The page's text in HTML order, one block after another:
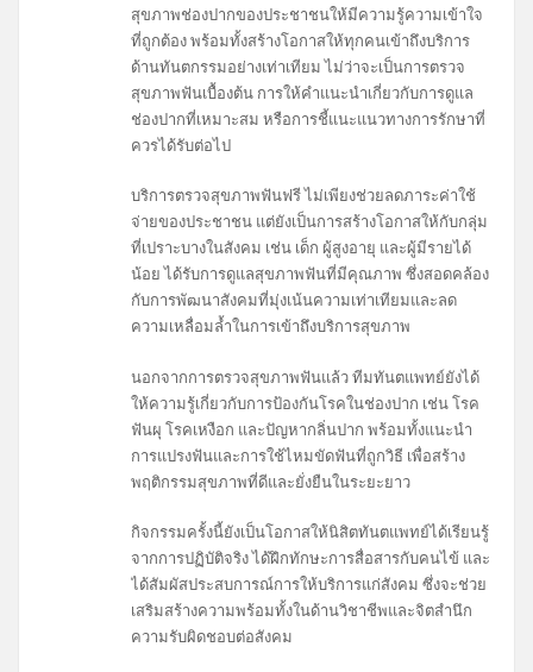
สุขภาพช่องปากของประชาชนให้มีความรู้ความเข้าใจ
ที่ถูกต้อง พร้อมทั้งสร้างโอกาสให้ทุกคนเข้าถึงบริการ
ด้านทันตกรรมอย่างเท่าเทียม ไม่ว่าจะเป็นการตรวจ
สุขภาพฟันเบื้องต้น การให้คำแนะนำเกี่ยวกับการดูแล
ช่องปากที่เหมาะสม หรือการชี้แนะแนวทางการรักษาที่
ควรได้รับต่อไป
บริการตรวจสุขภาพฟันฟรี ไม่เพียงช่วยลดภาระค่าใช้
จ่ายของประชาชน แต่ยังเป็นการสร้างโอกาสให้กับกลุ่ม
ที่เปราะบางในสังคม เช่น เด็ก ผู้สูงอายุ และผู้มีรายได้
น้อย ได้รับการดูแลสุขภาพฟันที่มีคุณภาพ ซึ่งสอดคล้อง
กับการพัฒนาสังคมที่มุ่งเน้นความเท่าเทียมและลด
ความเหลื่อมล้ำในการเข้าถึงบริการสุขภาพ
นอกจากการตรวจสุขภาพฟันแล้ว ทีมทันตแพทย์ยังได้
ให้ความรู้เกี่ยวกับการป้องกันโรคในช่องปาก เช่น โรค
ฟันผุ โรคเหงือก และปัญหากลิ่นปาก พร้อมทั้งแนะนำ
การแปรงฟันและการใช้ไหมขัดฟันที่ถูกวิธี เพื่อสร้าง
พฤติกรรมสุขภาพที่ดีและยั่งยืนในระยะยาว
กิจกรรมครั้งนี้ยังเป็นโอกาสให้นิสิตทันตแพทย์ได้เรียนรู้
จากการปฏิบัติจริง ได้ฝึกทักษะการสื่อสารกับคนไข้ และ
ได้สัมผัสประสบการณ์การให้บริการแก่สังคม ซึ่งจะช่วย
เสริมสร้างความพร้อมทั้งในด้านวิชาชีพและจิตสำนึก
ความรับผิดชอบต่อสังคม